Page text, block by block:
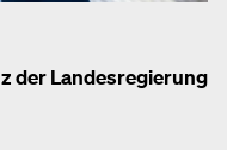
der Landesregierung